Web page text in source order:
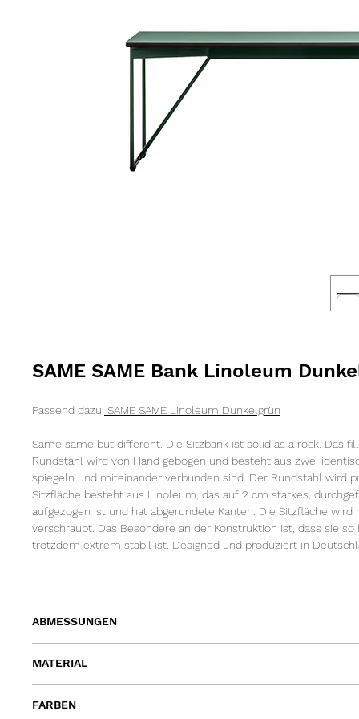
SAME SAME Bank Linoleum
Passend dazu: SAME SAME Linoleum Dunkelgrün
Same same but different. Die Sitzbank ist solid as a rock. Das
Rundstahl wird von Hand gebogen und besteht aus zwei
spiegeln und miteinander verbunden sind. Der Rundstahl wird
Sitzfläche besteht aus Linoleum, das auf 2 cm starkes,
aufgezogen ist und hat abgerundete Kanten. Die Sitzfläche
verschraubt. Das Besondere an der Konstruktion ist, dass sie
trotzdem extrem stabil ist. Designed und produziert in
ABMESSUNGEN
auf beiden Seiten jeweils 15 cm Abstand zum Tischende bleibt.
Länge 150cm | Tiefe 40cm | Höhe 46cm
MATERIAL
Gestell: Stahl pulverbeschichtet
FARBEN